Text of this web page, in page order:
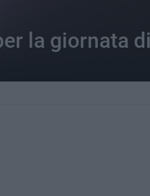
la giornata